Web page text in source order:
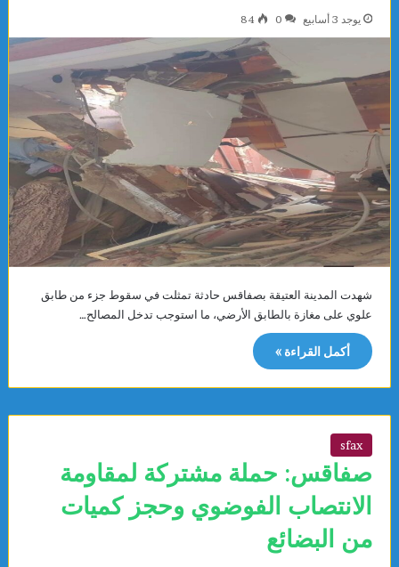
يوجد 3 أسابيع 0
84
شهدت المدينة العتيقة بصفاقس حادثة تمثلت في سقوط جزء من طابق
علوي على مغازة بالطابق الأرضي، ما استوجب تدخل المصالح…
أكمل القراءة »
sfax
صفاقس: حملة مشتركة لمقاومة
الانتصاب الفوضوي وحجز كميات
من البضائع